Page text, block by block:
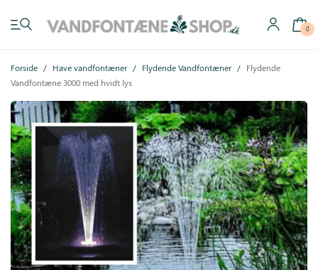
0
Forside / Have vandfontæner / Flydende Vandfontæner / Flydende
Vandfontæne 3000 med hvidt lys
Have vandfontæner
Indendørs vandfontæner
Byg selv
Tilbehør